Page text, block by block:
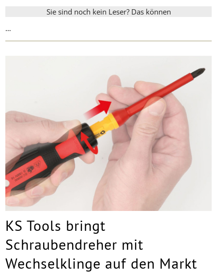
Sie sind noch kein Leser? Das können
…
KS Tools bringt
Schraubendreher mit
Wechselklinge auf den Markt